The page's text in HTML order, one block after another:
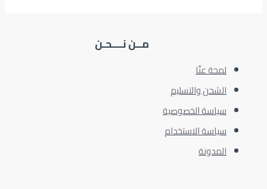
مــن نــــحـن
لمحة عنّا
الشحن والتسليم
سياسة الخصوصية
سياسة الاستخدام
المدونة